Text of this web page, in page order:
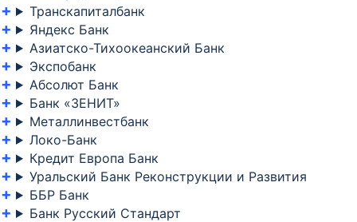
Транскапиталбанк
Яндекс Банк
Азиатско-Тихоокеанский Банк
Экспобанк
Абсолют Банк
Банк «ЗЕНИТ»
Металлинвестбанк
Локо-Банк
Кредит Европа Банк
Уральский Банк Реконструкции и Развития
ББР Банк
Банк Русский Стандарт